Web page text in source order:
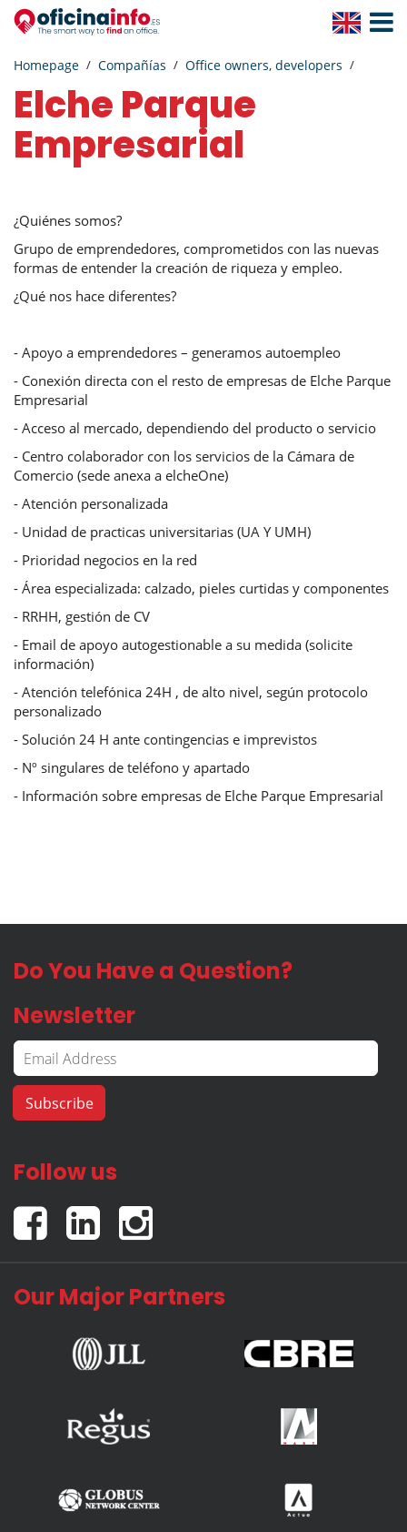
Toggle
Homepage Compañías Office owners, developers
Elche Parque
Empresarial
¿Quiénes somos?
Grupo de emprendedores, comprometidos con las nuevas
formas de entender la creación de riqueza y empleo.
¿Qué nos hace diferentes?
- Apoyo a emprendedores – generamos autoempleo
- Conexión directa con el resto de empresas de Elche Parque
Empresarial
- Acceso al mercado, dependiendo del producto o servicio
- Centro colaborador con los servicios de la Cámara de
Comercio (sede anexa a elcheOne)
- Atención personalizada
- Unidad de practicas universitarias (UA Y UMH)
- Prioridad negocios en la red
- Área especializada: calzado, pieles curtidas y componentes
- RRHH, gestión de CV
- Email de apoyo autogestionable a su medida (solicite
información)
- Atención telefónica 24H , de alto nivel, según protocolo
personalizado
- Solución 24 H ante contingencias e imprevistos
- Nº singulares de teléfono y apartado
- Información sobre empresas de Elche Parque Empresarial
Do You Have a Question?
Newsletter
Follow us
Our Major Partners